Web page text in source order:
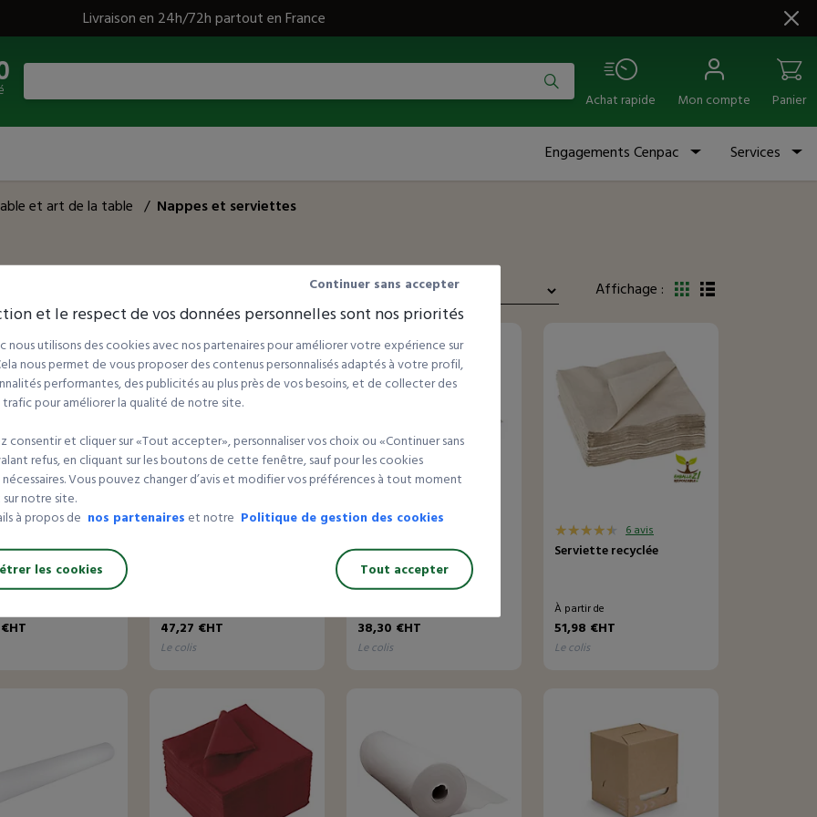
Livraison en 24h/72h partout en France
Achat rapide Mon compte Panier
Engagements Cenpac Services
et art de la table / Nappes et serviettes
Affichage :
11 avis
en ouate
1 pli
47,27 €HT
le colis
Rince-doigts
38,30 €HT
le colis
6 avis
Serviette recyclée
À partir de
51,98 €HT
le colis
et le respect de vos données personnelles sont nos priorités
nous utilisons des cookies avec nos partenaires pour améliorer votre expérience sur
nous permet de vous proposer des contenus personnalisés adaptés à votre profil,
performantes, des publicités au plus près de vos besoins, et de collecter des
pour améliorer la qualité de notre site.
consentir et cliquer sur «Tout accepter», personnaliser vos choix ou «Continuer sans
refus, en cliquant sur les boutons de cette fenêtre, sauf pour les cookies
Vous pouvez changer d’avis et modifier vos préférences à tout moment
notre site.
à propos de nos partenaires et notre Politique de gestion des cookies
Continuer sans accepter
les cookies Tout accepter